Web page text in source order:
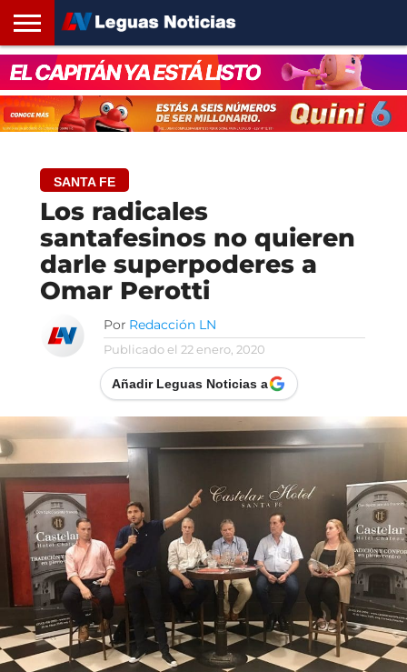
INICIO
SANTA
FE
ROSARIO24
REGIONES
ARGENTINA
OPINIÓN
CONTACTO
SANTA FE
Los radicales
santafesinos no quieren
darle superpoderes a
Omar Perotti
Por Redacción LN
Publicado el 22 enero, 2020
Añadir Leguas Noticias a